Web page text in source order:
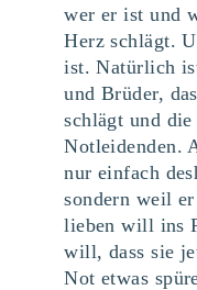
wer er ist und
Herz schlägt.
ist. Natürlich
und Brüder,
schlägt und
Notleidenden.
nur einfach
sondern weil
lieben will ins
will, dass sie
Not etwas